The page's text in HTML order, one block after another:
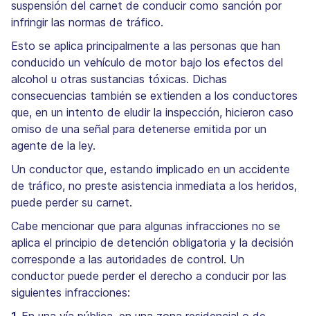
suspensión del carnet de conducir como sanción por
infringir las normas de tráfico.
Esto se aplica principalmente a las personas que han
conducido un vehículo de motor bajo los efectos del
alcohol u otras sustancias tóxicas. Dichas
consecuencias también se extienden a los conductores
que, en un intento de eludir la inspección, hicieron caso
omiso de una señal para detenerse emitida por un
agente de la ley.
Un conductor que, estando implicado en un accidente
de tráfico, no preste asistencia inmediata a los heridos,
puede perder su carnet.
Cabe mencionar que para algunas infracciones no se
aplica el principio de detención obligatoria y la decisión
corresponde a las autoridades de control. Un
conductor puede perder el derecho a conducir por las
siguientes infracciones: